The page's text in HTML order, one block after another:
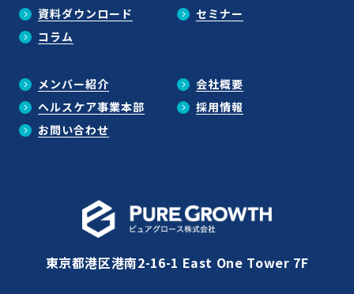
資料ダウンロード
セミナー
コラム
メンバー紹介
会社概要
ヘルスケア事業本部
採用情報
お問い合わせ
東京都港区港南2-16-1 East One Tower 7F